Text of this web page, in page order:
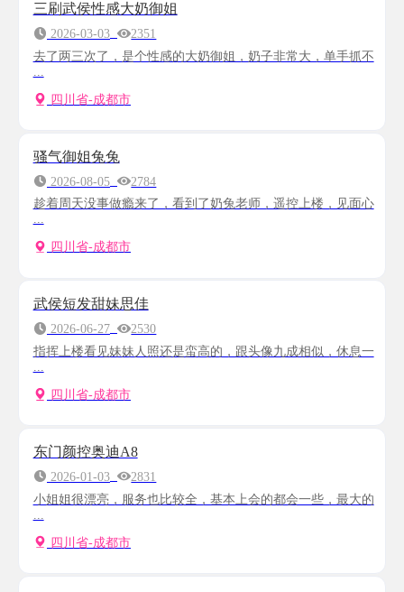
三刷武侯性感大奶御姐
2026-03-03
2351
去了两三次了，是个性感的大奶御姐，奶子非常大，单手抓不
四川省-成都市
骚气御姐兔兔
2026-08-05
2784
趁着周天没事做瘾来了，看到了奶兔老师，遥控上楼，见面心
...
四川省-成都市
武侯短发甜妹思佳
2026-06-27
2530
指挥上楼看见妹妹人照还是蛮高的，跟头像九成相似，休息一
...
四川省-成都市
东门颜控奥迪A8
2026-01-03
2831
小姐姐很漂亮，服务也比较全，基本上会的都会一些，最大的
四川省-成都市